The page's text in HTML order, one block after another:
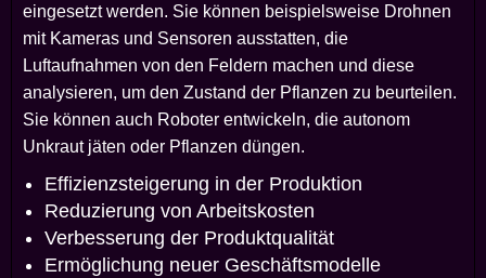
eingesetzt werden. Sie können beispielsweise Drohnen
mit Kameras und Sensoren ausstatten, die
Luftaufnahmen von den Feldern machen und diese
analysieren, um den Zustand der Pflanzen zu beurteilen.
Sie können auch Roboter entwickeln, die autonom
Unkraut jäten oder Pflanzen düngen.
Effizienzsteigerung in der Produktion
Reduzierung von Arbeitskosten
Verbesserung der Produktqualität
Ermöglichung neuer Geschäftsmodelle